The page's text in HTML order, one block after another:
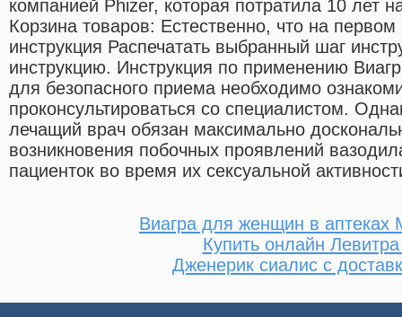
компанией Phizer, которая потратила 10 лет
Корзина товаров: Естественно, что на
инструкция Распечатать выбранный шаг
инструкцию. Инструкция по применению
для безопасного приема необходимо
проконсультироваться со специалистом.
лечащий врач обязан максимально
возникновения побочных проявлений
пациенток во время их сексуальной
Виагра для женщин в аптеках
Купить онлайн
Дженерик сиалис с